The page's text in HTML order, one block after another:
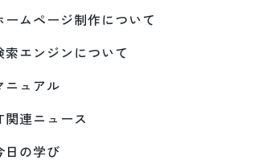
ームページ制作について
索エンジンについて
ニュアル
関連ニュース
日の学び